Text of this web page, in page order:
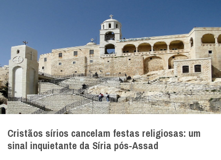
Cristãos sírios cancelam festas religiosas: um
sinal inquietante da Síria pós-Assad